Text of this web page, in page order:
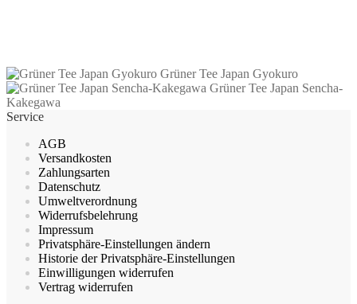
weist
mehrere
Grüner Tee Japan Gyokuro
Grüner Tee Japan Sencha-
Kakegawa
Service
AGB
Versandkosten
Zahlungsarten
Datenschutz
Umweltverordnung
Widerrufsbelehrung
Impressum
Privatsphäre-Einstellungen ändern
Historie der Privatsphäre-Einstellungen
Einwilligungen widerrufen
Vertrag widerrufen